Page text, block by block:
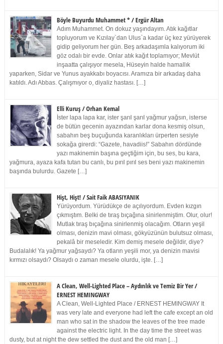
Böyle Buyurdu Muhammet * / Ergür Altan
Adım Muhammet. On dokuz yaşındayım. Atık kağıtlar
topluyorum ve Kızılay`dan Ulus`a kadar üç kez yürüyerek
gidip geliyorum her gün. Beş arkadaşımla kalıyorum iki
göz odalı bir evde. Onlar atık kağıt toplamıyor; Mevlüt
inşaatta çalışıyor mesela, Hüseyin halde hamallık
yaparken, Sidar ve Yunus ayakkabı boyacısı. Aramıza bir arkadaş daha
katıldı. Adı Abbas. Çalışmıyor o, diyaliz hastası. […]
Elli Kuruş / Orhan Kemal
İster lapa lapa kar, ister şarıl şarıl yağmur yağsın, isterse
de bütün gecenin ayazından karlar dona kesmiş olsun,
sabahın beş buçuğunda karanlıkları ürperten sesiyle
sokağa girerdi: “Gazete, havadiis!” Sabahın dördünde
yazı makinemin başına geçtiğim için, bu ses, bu kara,
yağmura, ayaza kafa tutan bu canlı, bu pırıl pırıl ses beni yazı makinemin
başında bulurdu. Gazete […]
Hişt, Hişt! / Sait Faik ABASIYANIK
Yürüyordum. Yürüdükçe de açılıyordum. Evden kızgın
çıkmıştım. Belki de tıraş bıçağına sinirlenmiştim. Olur, olur!
Mutlak tıraş bıçağına sinirlenmiş olacağım. Otların yeşil
olması, denizin mavi olması, gökyüzünün bulutsuz olması,
pekalâ bir meseledir. Kim demiş mesele değildir, diye?
Budalalık! Ya yağmur yağsaydı? Ya otların yeşili mor, ya denizin mavisi
kırmızı olsaydı? Olsaydı o zaman mesele olurdu, işte. […]
A Clean, Well-Lighted Place – Aydınlık ve Temiz Bir Yer /
ERNEST HEMINGWAY
A Clean, Well-Lighted Place / ERNEST HEMINGWAY It
was very late and everyone had left the cafe except an old
man who sat in the shadow the leaves of the tree made
against the electric light. In the day time the street was
dusty, but at night the dew settled the dust and the old man […]